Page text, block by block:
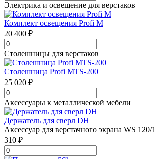
Электрика и освещение для верстаков
Комплект освещения Profi M
20 400 ₽
Столешницы для верстаков
Столешница Profi MTS-200
25 020 ₽
Аксессуары к металлической мебели
Держатель для сверл DH
Аксессуар для верстачного экрана WS
310 ₽